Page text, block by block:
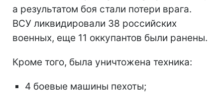
а результатом боя стали потери врага.
ВСУ ликвидировали 38 российских
военных, еще 11 оккупантов были ранены.
Кроме того, была уничтожена техника:
4 боевые машины пехоты;